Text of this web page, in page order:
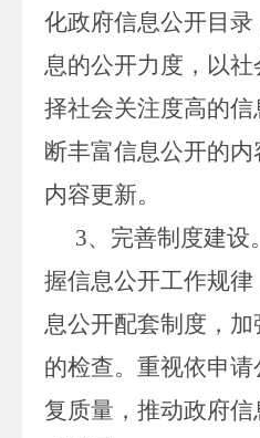
化政府信息公开目
息的公开力度，以
择社会关注度高的
断丰富信息公开的
内容更新。
3、完善制度建设
握信息公开工作规
息公开配套制度，
的检查。重视依申
复质量，推动政府